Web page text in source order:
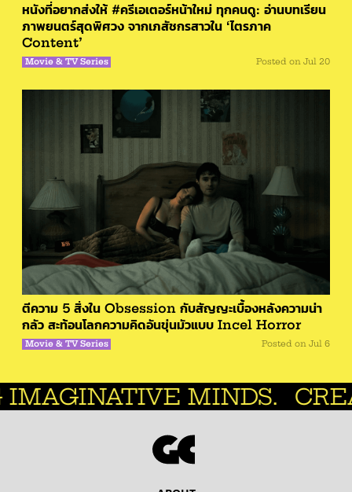
หนังที่อยากส่งให้ #ครีเอเตอร์หน้าใหม่ ทุกคนดู: อ่านบทเรียน
ภาพยนตร์สุดพิศวง จากเภสัชกรสาวใน ‘ไตรภาค
Content’
Movie & TV Series Posted on Jul 20
ตีความ 5 สิ่งใน Obsession กับสัญญะเบื้องหลังความน่า
กลัว สะท้อนโลกความคิดอันขุ่นมัวแบบ Incel Horror
Movie & TV Series Posted on Jul 6
MINDS. CREATIVE